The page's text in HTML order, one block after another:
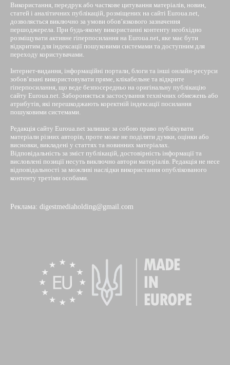
Використання, передрук або часткове цитування матеріалів, новин,
статей і аналітичних публікацій, розміщених на сайті Euroua.net,
дозволяється виключно за умови обов’язкового зазначення
першоджерела. При будь-якому використанні контенту необхідно
розміщувати активне гіперпосилання на Euroua.net, яке має бути
відкритим для індексації пошуковими системами та доступним для
переходу користувачами.
Інтернет-видання, інформаційні портали, блоги та інші онлайн-ресурси
зобов’язані використовувати пряме, клікабельне та відкрите
гіперпосилання, що веде безпосередньо на оригінальну публікацію
сайту Euroua.net. Забороняється застосування технічних обмежень або
атрибутів, які перешкоджають коректній індексації посилання
пошуковими системами.
Редакція сайту Euroua.net залишає за собою право публікувати
матеріали різних авторів, проте може не поділяти думки, оцінки або
висновки, викладені у статтях та новинних матеріалах.
Відповідальність за зміст публікацій, достовірність інформації та
висловлені позиції несуть виключно автори матеріалів. Редакція не несе
відповідальності за можливі наслідки використання опублікованого
контенту третіми особами.
Реклама: digestmediaholding@gmail.com